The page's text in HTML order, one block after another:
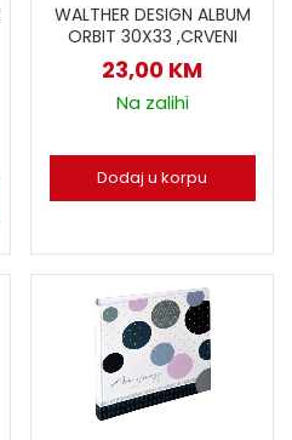
WALTHER DESIGN ALBUM
ORBIT 30X33 ,CRVENI
23,00 KM
Na zalihi
Dodaj u korpu